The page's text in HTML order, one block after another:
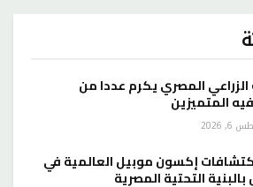
الزراعي المصري يكرم عددا من
المتميزين
2026
إكسون موبيل العالمية في
التحتية المصرية